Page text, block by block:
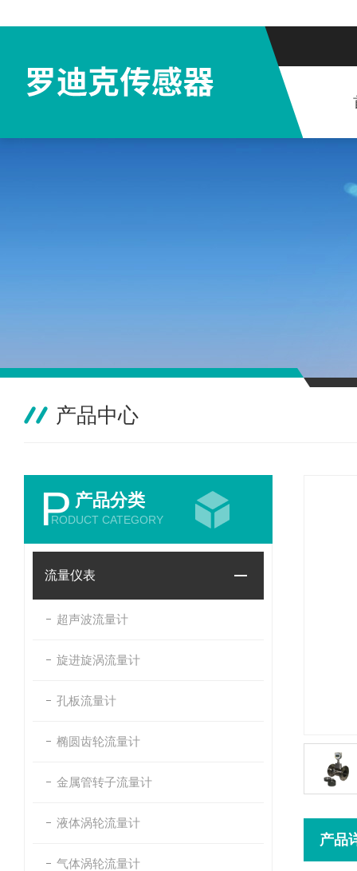
产品中心
P 产品分类
RODUCT CATEGORY
流量仪表
超声波流量计
旋进旋涡流量计
孔板流量计
椭圆齿轮流量计
金属管转子流量计
液体涡轮流量计
气体涡轮流量计
产品